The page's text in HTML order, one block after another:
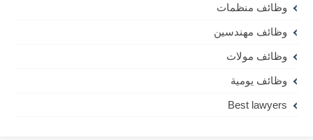
وظائف منظمات
وظائف مهندسين
وظائف مولات
وظائف يومية
Best lawyers